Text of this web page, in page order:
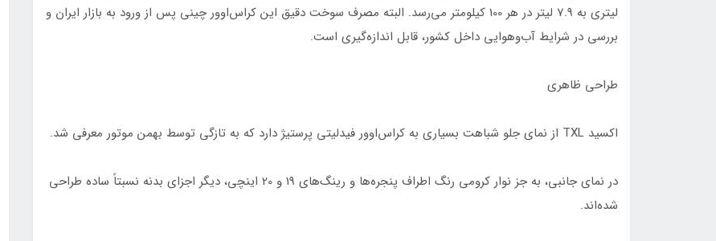
لیتری به 7.9 لیتر در هر 100 کیلومتر می‌رسد. البته مصرف سوخت دقیق این کراس‌اوور چینی پس از ورود به بازار ایران و
بررسی در شرایط آب‌وهوایی داخل کشور، قابل اندازه‌گیری است.
طراحی ظاهری
اکسید TXL از نمای جلو شباهت بسیاری به کراس‌اوور فیدلیتی پرستیژ دارد که به تازگی توسط بهمن موتور معرفی شد.
در نمای جانبی، به جز نوار کرومی رنگ اطراف پنجره‌ها و رینگ‌های 19 و 20 اینچی، دیگر اجزای بدنه نسبتاً ساده طراحی
شده‌اند.